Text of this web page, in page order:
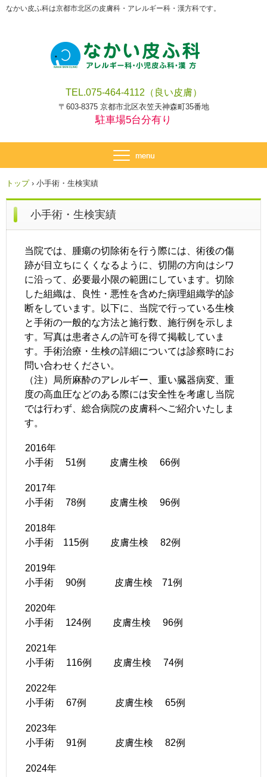
なかい皮ふ科は京都市北区の皮膚科・アレルギー科・漢方科です。
TEL.075-464-4112（良い皮膚）
〒603-8375 京都市北区衣笠天神森町35番地
駐車場5台分有り
トップ › 小手術・生検実績
小手術・生検実績
当院では、腫瘍の切除術を行う際には、術後の傷
跡が目立ちにくくなるように、切開の方向はシワ
に沿って、必要最小限の範囲にしています。 切除
した組織は、良性・悪性を含めた病理組織学的診
断をしています。以下に、当院で行っている生検
と手術の一般的な方法と施行数、施行例を示しま
す。写真は患者さんの許可を得て掲載していま
す。手術治療・生検の詳細については診察時にお
問い合わせください。
（注）局所麻酔のアレルギー、重い臓器病変、重
度の高血圧などのある際には安全性を考慮し当院
では行わず、総合病院の皮膚科へご紹介いたしま
す。
2016年
小手術 51例 皮膚生検 66例
2017年
小手術 78例 皮膚生検 96例
2018年
小手術 115例 皮膚生検 82例
2019年
小手術 90例 皮膚生検 71例
2020年
小手術 124例 皮膚生検 96例
2021年
小手術 116例 皮膚生検 74例
2022年
小手術 67例 皮膚生検 65例
2023年
小手術 91例 皮膚生検 82例
2024年